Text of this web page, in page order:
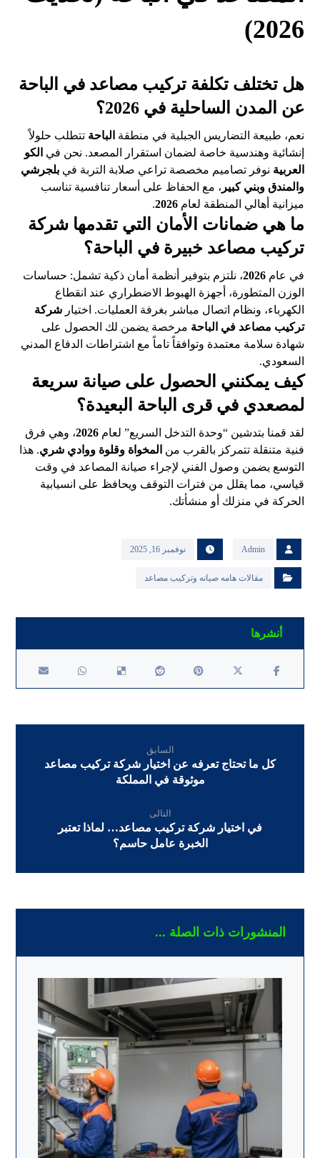
2026)
هل تختلف تكلفة تركيب مصاعد في الباحة
عن المدن الساحلية في 2026؟
نعم، طبيعة التضاريس الجبلية في منطقة الباحة تتطلب حلولاً
إنشائية وهندسية خاصة لضمان استقرار المصعد. نحن في الكو
العربية نوفر تصاميم مخصصة تراعي صلابة التربة فيبلجرشي
والمندق وبني كبير ، مع الحفاظ على أسعار تنافسية تناسب
ميزانية أهالي المنطقة لعام2026
.
ما هي ضمانات الأمان التي تقدمها شركة
تركيب مصاعد خبيرة في الباحة؟
في عام2026، نلتزم بتوفير أنظمة أمان ذكية تشمل: حساسات
الوزن المتطورة، أجهزة الهبوط الاضطراري عند انقطاع
الكهرباء، ونظام اتصال مباشر بغرفة العمليات. اختيارشركة
تركيب مصاعد في الباحة مرخصة يضمن لك الحصول على
شهادة سلامة معتمدة وتوافقاً تاماً مع اشتراطات الدفاع المدني
السعودي.
كيف يمكنني الحصول على صيانة سريعة
لمصعدي في قرى الباحة البعيدة؟
لقد قمنا بتدشين “وحدة التدخل السريع” لعام2026، وهي فرق
فنية متنقلة تتمركز بالقرب من المخواة وقلوة ووادي شري. هذا
التوسع يضمن وصول الفني لإجراء صيانة المصاعد في وقت
قياسي، مما يقلل من فترات التوقف ويحافظ على انسيابية
الحركة في منزلك أو منشأتك.
Admin نوفمبر 16, 2025
مقالات هامه صيانه وتركيب مصاعد
السابق
كل ما تحتاج تعرفه عن اختيار شركة تركيب مصاعد
موثوقة في المملكة
التالى
في اختيار شركة تركيب مصاعد… لماذا تعتبر
الخبرة عامل حاسم؟
المنشورات ذات الصلة ...